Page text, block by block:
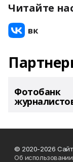
Читайте
Фотобанк
© 2020-2026
Об